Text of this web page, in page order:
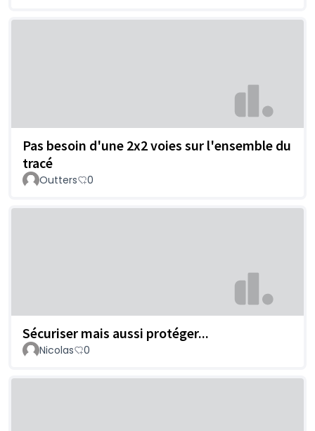
Pas besoin d'une 2x2 voies sur l'ensemble du
tracé
Outters 0
Sécuriser mais aussi protéger...
Nicolas 0